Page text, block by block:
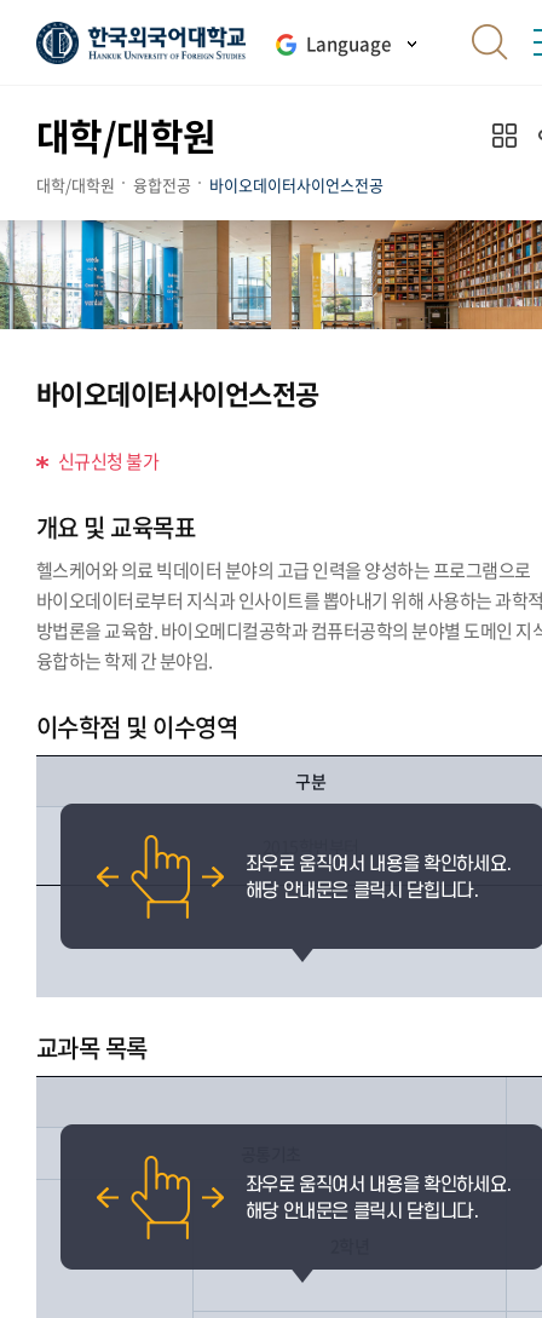
Language
대학/대학원
대학/대학원 융합전공 바이오데이터사이언스전공
바이오데이터사이언스전공
신규신청 불가
개요 및 교육목표
헬스케어와 의료 빅데이터 분야의 고급 인력을 양성하는 프로그램으로
바이오데이터로부터 지식과 인사이트를 뽑아내기 위해 사용하는 과학
방법론을 교육함. 바이오메디컬공학과 컴퓨터공학의 분야별 도메인 지
융합하는 학제 간 분야임.
이수학점 및 이수영역
구분
교과목 목록